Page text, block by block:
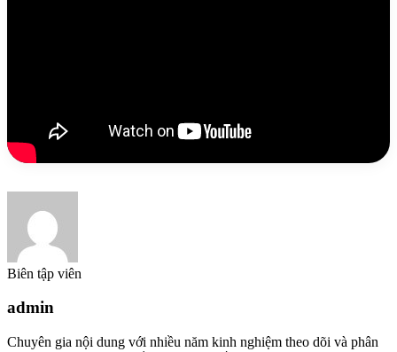
Biên tập viên
admin
Chuyên gia nội dung với nhiều năm kinh nghiệm theo dõi và phân